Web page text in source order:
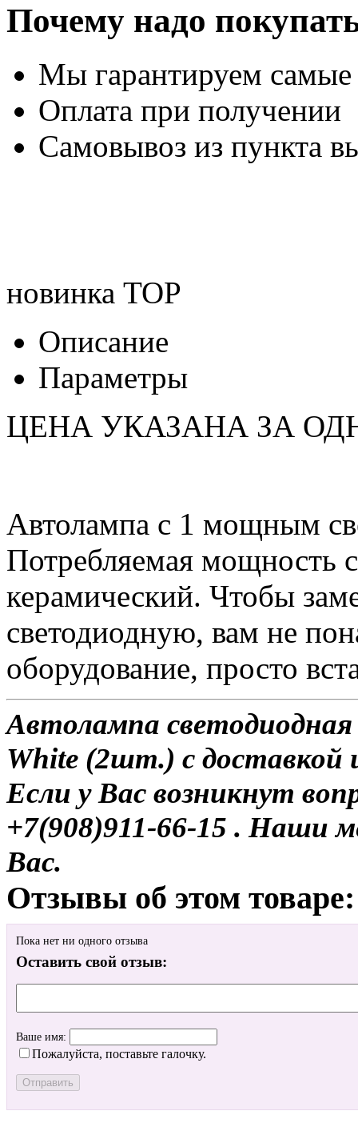
Почему надо
Мы гарантируем
Оплата при получении
Самовывоз из пункта
новинка TOP
Описание
Параметры
ЦЕНА УКАЗАНА ЗА
Автолампа с 1 мощным
Потребляемая мощность
керамический. Чтобы
светодиодную, вам не
оборудование, просто
Автолампа светодиодная
White (2шт.) с доставкой
Если у Вас возникнут
+7(908)911-66-15 . Наши
Вас.
Отзывы об этом товаре:
Пока нет ни одного отзыва
Оставить свой отзыв:
Ваше имя:
Пожалуйста, поставьте галочку.